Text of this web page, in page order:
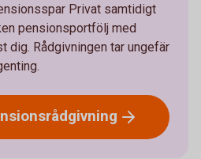
Privat samtidigt
pensionsportfölj med
dig. Rådgivningen tar ungefär